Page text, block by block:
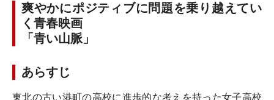
爽やかにポジティブに問題を乗り越えてい
く青春映画
「青い山脈」
あらすじ
東北の古い港町の高校に進歩的な考えを持った女子高校